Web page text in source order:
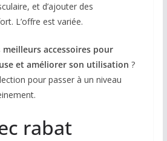
et d’ajouter des
L’offre est variée.
meilleurs accessoires pour
et améliorer son utilisation ?
pour passer à un niveau
rabat